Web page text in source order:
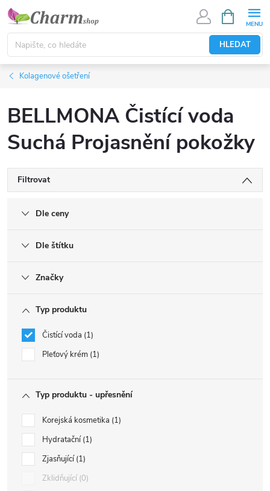
Přejít
obsah
HLEDAT
NÁKUPNÍ
KOŠÍK
Kolagenové ošetření
BELLMONA Čistící voda
Suchá Projasnění pokožky
Filtrovat
Dle ceny
Dle štítku
Značky
Typ produktu
Čistící voda 1
Pleťový krém 1
Typ produktu - upřesnění
Korejská kosmetika 1
Hydratační 1
Zjasňující 1
Zklidňující 0